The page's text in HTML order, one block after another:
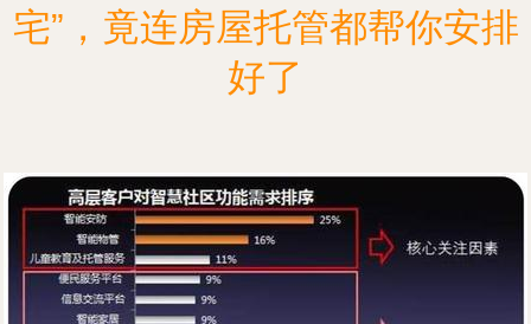
宅”，竟连房屋托管都帮你安排
好了